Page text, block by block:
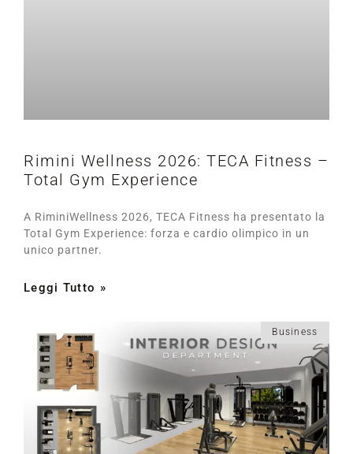
Rimini Wellness 2026: TECA Fitness –
Total Gym Experience
A RiminiWellness 2026, TECA Fitness ha presentato la
Total Gym Experience: forza e cardio olimpico in un
unico partner.
Leggi Tutto »
Business